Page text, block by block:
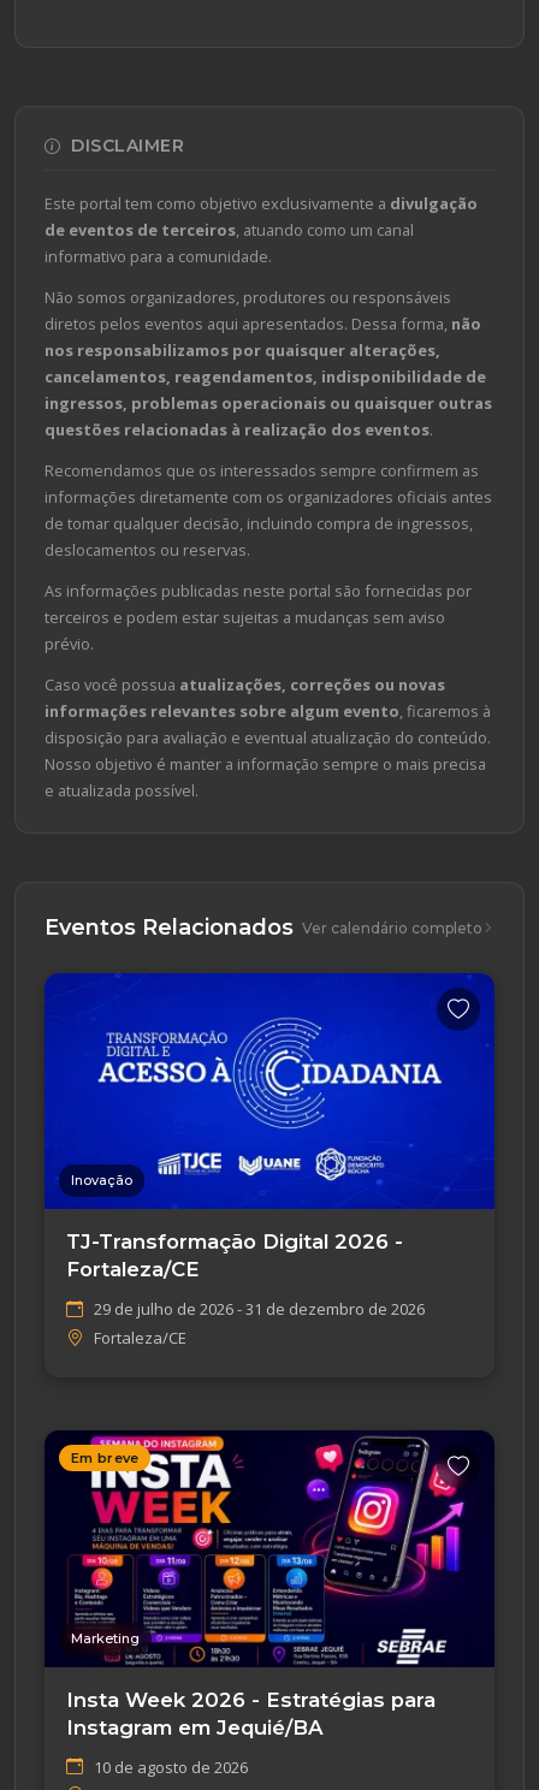
DISCLAIMER
Este portal tem como objetivo exclusivamente a divulgação
de eventos de terceiros, atuando como um canal
informativo para a comunidade.
Não somos organizadores, produtores ou responsáveis
diretos pelos eventos aqui apresentados. Dessa forma, não
nos responsabilizamos por quaisquer alterações,
cancelamentos, reagendamentos, indisponibilidade de
ingressos, problemas operacionais ou quaisquer outras
questões relacionadas à realização dos eventos.
Recomendamos que os interessados sempre confirmem as
informações diretamente com os organizadores oficiais antes
de tomar qualquer decisão, incluindo compra de ingressos,
deslocamentos ou reservas.
As informações publicadas neste portal são fornecidas por
terceiros e podem estar sujeitas a mudanças sem aviso
prévio.
Caso você possua atualizações, correções ou novas
informações relevantes sobre algum evento, ficaremos à
disposição para avaliação e eventual atualização do conteúdo.
Nosso objetivo é manter a informação sempre o mais precisa
e atualizada possível.
Eventos Relacionados Ver calendário completo
Inovação
TJ-Transformação Digital 2026 -
Fortaleza/CE
29 de julho de 2026 - 31 de dezembro de 2026
Fortaleza/CE
Em breve
Marketing
Insta Week 2026 - Estratégias para
Instagram em Jequié/BA
10 de agosto de 2026